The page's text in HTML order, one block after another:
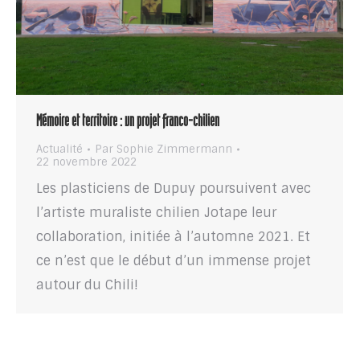
Mémoire et territoire : un projet franco-chilien
Actualité Par Sophie Zimmermann
22 novembre 2022
Les plasticiens de Dupuy poursuivent avec
l’artiste muraliste chilien Jotape leur
collaboration, initiée à l’automne 2021. Et
ce n’est que le début d’un immense projet
autour du Chili!